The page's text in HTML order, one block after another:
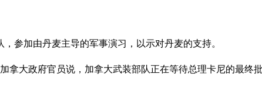
参加由丹麦主导的军事演习，以示对丹麦的支持。
拿大政府官员说，加拿大武装部队正在等待总理卡尼的最终